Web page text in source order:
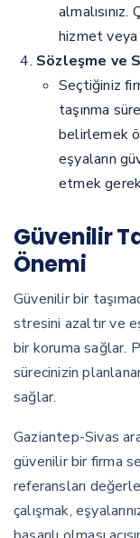
hizmet
Sözleşme ve
Seçtiğiniz
taşınma
belirlemek
eşyaların
etmek
Güvenilir
Önemi
Güvenilir bir
stresini azaltır ve
bir koruma sağlar.
sürecinizin
sağlar.
Gaziantep-Sivas
güvenilir bir firma
referansları
çalışmak,